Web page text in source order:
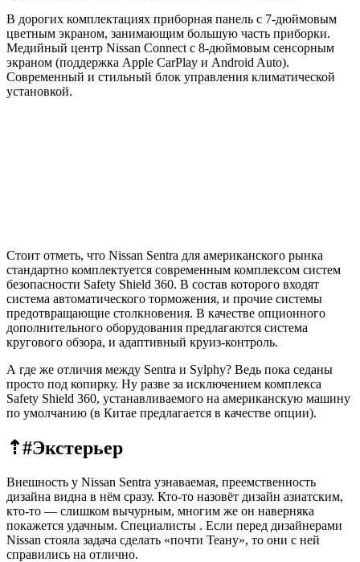
В дорогих комплектациях приборная панель с 7-дюймовым
цветным экраном, занимающим большую часть приборки.
Медийный центр Nissan Connect с 8-дюймовым сенсорным
экраном (поддержка Apple CarPlay и Android Auto).
Современный и стильный блок управления климатической
установкой.
Стоит отметь, что Nissan Sentra для американского рынка
стандартно комплектуется современным комплексом систем
безопасности Safety Shield 360. В состав которого входят
система автоматического торможения, и прочие системы
предотвращающие столкновения. В качестве опционного
дополнительного оборудования предлагаются система
кругового обзора, и адаптивный круиз-контроль.
А где же отличия между Sentra и Sylphy? Ведь пока седаны
просто под копирку. Ну разве за исключением комплекса
Safety Shield 360, устанавливаемого на американскую машину
по умолчанию (в Китае предлагается в качестве опции).
⇡#Экстерьер
Внешность у Nissan Sentra узнаваемая, преемственность
дизайна видна в нём сразу. Кто-то назовёт дизайн азиатским,
кто-то — слишком вычурным, многим же он наверняка
покажется удачным. Специалисты . Если перед дизайнерами
Nissan стояла задача сделать «почти Теану», то они с ней
справились на отлично.